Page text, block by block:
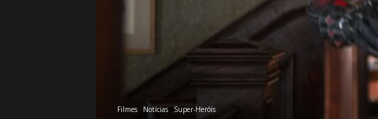
Filmes Notícias Super-Heróis